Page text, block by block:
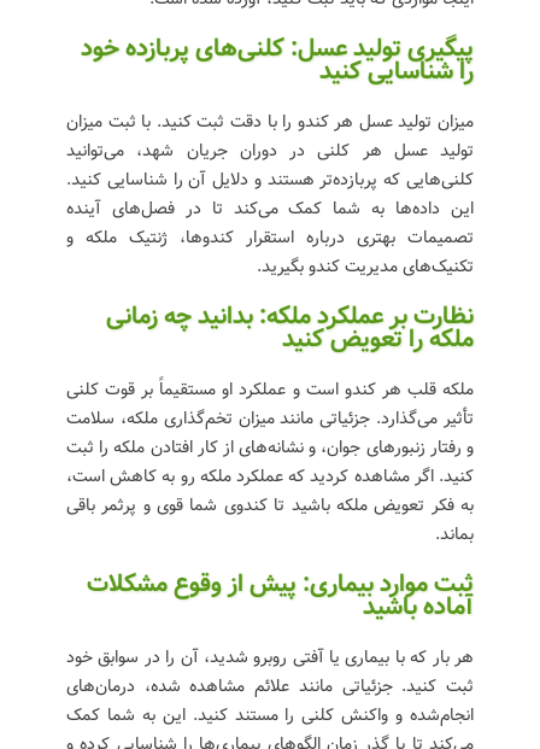
پیگیری تولید عسل: کلنی‌های پربازده خود
را شناسایی کنید
میزان تولید عسل هر کندو را با دقت ثبت کنید. با ثبت میزان
تولید عسل هر کلنی در دوران جریان شهد، می‌توانید
کلنی‌هایی که پربازده‌تر هستند و دلایل آن را شناسایی کنید.
این داده‌ها به شما کمک می‌کند تا در فصل‌های آینده
تصمیمات بهتری درباره استقرار کندوها، ژنتیک ملکه و
تکنیک‌های مدیریت کندو بگیرید.
نظارت بر عملکرد ملکه: بدانید چه زمانی
ملکه را تعویض کنید
ملکه قلب هر کندو است و عملکرد او مستقیماً بر قوت کلنی
تأثیر می‌گذارد. جزئیاتی مانند میزان تخم‌گذاری ملکه، سلامت
و رفتار زنبورهای جوان، و نشانه‌های از کار افتادن ملکه را ثبت
کنید. اگر مشاهده کردید که عملکرد ملکه رو به کاهش است،
به فکر تعویض ملکه باشید تا کندوی شما قوی و پرثمر باقی
بماند.
ثبت موارد بیماری: پیش از وقوع مشکلات
آماده باشید
هر بار که با بیماری یا آفتی روبرو شدید، آن را در سوابق خود
ثبت کنید. جزئیاتی مانند علائم مشاهده شده، درمان‌های
انجام‌شده و واکنش کلنی را مستند کنید. این به شما کمک